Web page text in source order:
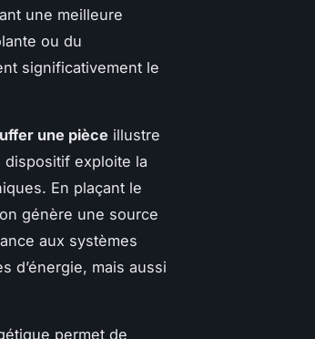
une meilleure
ou du
significativement le
une pièce illustre
dispositif exploite la
En plaçant le
génère une source
aux systèmes
d’énergie, mais aussi
permet de